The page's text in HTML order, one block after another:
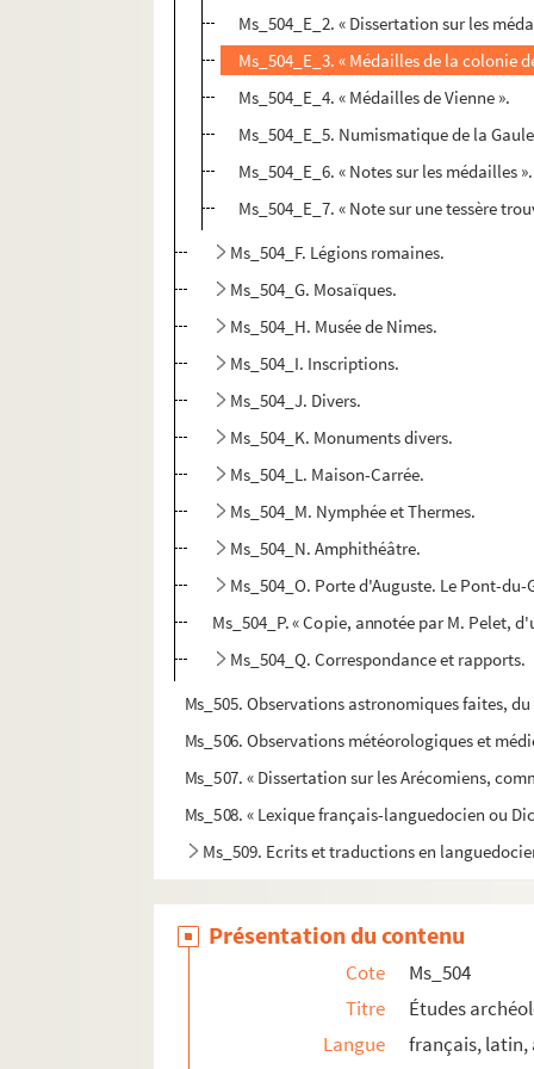
Ms_504_E_2. « Dissertation sur les
Ms_504_E_3. « Médailles de la colonie
Ms_504_E_4. « Médailles de Vienne ».
Ms_504_E_5. Numismatique de la
Ms_504_E_6. « Notes sur les médailles ».
Ms_504_E_7. « Note sur une tessère
Ms_504_F. Légions romaines.
Ms_504_G. Mosaïques.
Ms_504_H. Musée de Nimes.
Ms_504_I. Inscriptions.
Ms_504_J. Divers.
Ms_504_K. Monuments divers.
Ms_504_L. Maison-Carrée.
Ms_504_M. Nymphée et Thermes.
Ms_504_N. Amphithéâtre.
Ms_504_O. Porte d'Auguste. Le Pont-du-
Ms_504_P. « Copie, annotée par M.
Ms_504_Q. Correspondance et rapports.
Ms_505. Observations astronomiques faites,
Ms_506. Observations météorologiques et
Ms_507. « Dissertation sur les Arécomiens,
Ms_508. « Lexique français-languedocien ou
Ms_509. Ecrits et traductions en
Ms_511. Œuvres d'Alexandre Ducros
Ms_512. « Complaintes et notices sur les
Ms_513. Cahier de musique.
Ms_514. Marques et monogrammes.
Présentation du contenu
Cote
Ms_504
Titre
Études
Langue
français, latin,